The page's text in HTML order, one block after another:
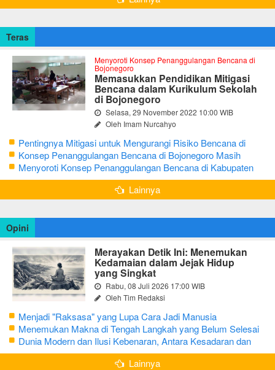
Teras
Menyoroti Konsep Penanggulangan Bencana di
Bojonegoro
Memasukkan Pendidikan Mitigasi
Bencana dalam Kurikulum Sekolah
di Bojonegoro
Selasa, 29 November 2022 10:00 WIB
Oleh Imam Nurcahyo
Pentingnya Mitigasi untuk Mengurangi Risiko Bencana di
Bojonegoro
Konsep Penanggulangan Bencana di Bojonegoro Masih
Mengutamakan Tanggap Darurat
Menyoroti Konsep Penanggulangan Bencana di Kabupaten
Bojonegoro
Lainnya
Opini
Merayakan Detik Ini: Menemukan
Kedamaian dalam Jejak Hidup
yang Singkat
Rabu, 08 Juli 2026 17:00 WIB
Oleh Tim Redaksi
Menjadi "Raksasa" yang Lupa Cara Jadi Manusia
Menemukan Makna di Tengah Langkah yang Belum Selesai
Dunia Modern dan Ilusi Kebenaran, Antara Kesadaran dan
terjebak Tipu Daya
Lainnya